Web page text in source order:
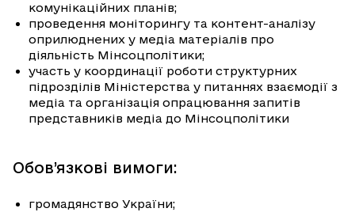
комунікаційних планів;
проведення моніторингу та контент-аналізу
оприлюднених у медіа матеріалів про
діяльність Мінсоцполітики;
участь у координації роботи структурних
підрозділів Міністерства у питаннях взаємодії з
медіа та організація опрацювання запитів
представників медіа до Мінсоцполітики
Обов’язкові вимоги:
громадянство України;